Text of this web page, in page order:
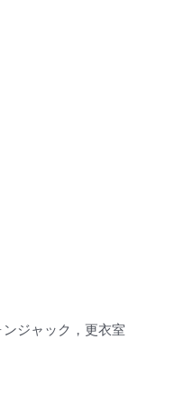
ジャック，更衣室